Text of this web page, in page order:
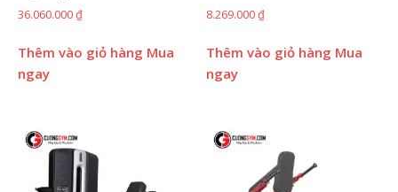
36.060.000₫
Thêm vào giỏ hàng Mua
ngay
8.269.000₫
Thêm vào giỏ hàng Mua
ngay